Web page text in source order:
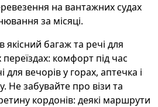
на вантажних судах
за місяці.
якісний багаж та речі для
комфорт під час
для вечорів у горах, аптечка і
Не забувайте про візи та
кордонів: деякі маршрути